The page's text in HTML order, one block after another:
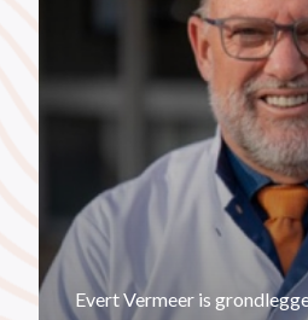
Evert Vermeer is